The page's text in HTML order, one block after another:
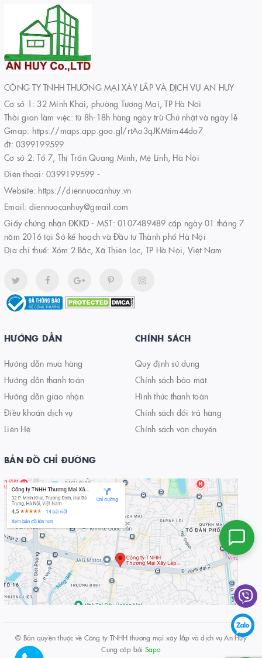
CÔNG TY TNHH THƯƠNG MẠI XÂY LẮP VÀ DỊCH VỤ AN HUY
Cơ sở 1: 32 Minh Khai, phường Tương Mai, TP Hà Nội
Thời gian làm việc: từ 8h-18h hàng ngày trừ Chủ nhật và ngày lễ
Gmap: https://maps.app.goo.gl/rtAo3qJKMtim44do7
đt: 0399199599
Cơ sở 2: Tổ 7, Thị Trấn Quang Minh, Mê Linh, Hà Nội
Điện thoại: 0399199599 -
Website: https://diennuocanhuy.vn
Email: diennuocanhuy@gmail.com
Giấy chứng nhận ĐKKD - MST: 0107489489 cấp ngày 01 tháng 7
năm 2016 tại Sở kế hoạch và Đầu tư Thành phố Hà Nội
Địa chỉ thuế: Xóm 2 Bắc, Xã Thiên Lộc, TP Hà Nội, Việt Nam
HƯỚNG DẪN
Hướng dẫn mua hàng
Hướng dẫn thanh toán
Hướng dẫn giao nhận
Điều khoản dịch vụ
Liên Hệ
CHÍNH SÁCH
Quy định sử dụng
Chính sách bảo mật
Hình thức thanh toán
Chính sách đổi trả hàng
Chính sách vận chuyển
BẢN ĐỒ CHỈ ĐƯỜNG
© Bản quyền thuộc về Công ty TNHH thương mại xây lắp và dịch vụ An Huy
Cung cấp bởi Sapo